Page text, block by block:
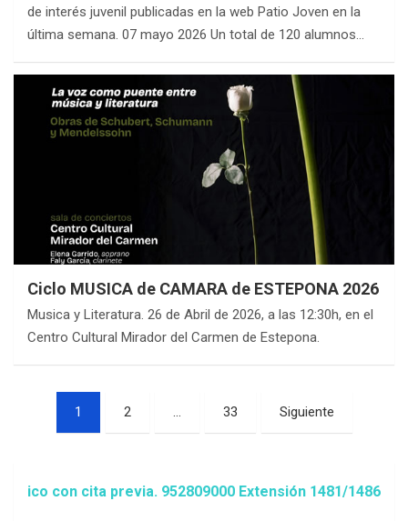
de interés juvenil publicadas en la web Patio Joven en la
última semana. 07 mayo 2026 Un total de 120 alumnos…
Ciclo MUSICA de CAMARA de ESTEPONA 2026
Musica y Literatura. 26 de Abril de 2026, a las 12:30h, en el
Centro Cultural Mirador del Carmen de Estepona.
Paginación
1 2 33 Siguiente
cita previa. 952809000 Extensión 1481/1486 ó